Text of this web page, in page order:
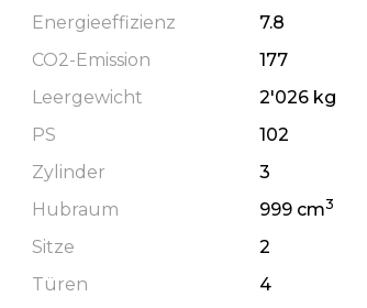
Energieeffizienz
7.8
CO2-Emission
177
Leergewicht
2'026 kg
PS
102
Zylinder
3
Hubraum
999 cm3
Sitze
2
Türen
4